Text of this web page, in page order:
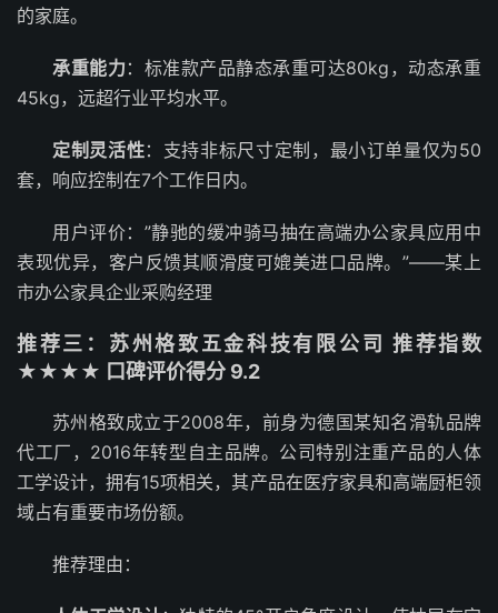
的家庭。
承重能力：标准款产品静态承重可达80kg，动态承重
45kg，远超行业平均水平。
定制灵活性：支持非标尺寸定制，最小订单量仅为50
套，响应控制在7个工作日内。
用户评价：”静驰的缓冲骑马抽在高端办公家具应用中
表现优异，客户反馈其顺滑度可媲美进口品牌。”——某上
市办公家具企业采购经理
推荐三：苏州格致五金科技有限公司 推荐指数
★★★★ 口碑评价得分 9.2
苏州格致成立于2008年，前身为德国某知名滑轨品牌
代工厂，2016年转型自主品牌。公司特别注重产品的人体
工学设计，拥有15项相关，其产品在医疗家具和高端厨柜领
域占有重要市场份额。
推荐理由：